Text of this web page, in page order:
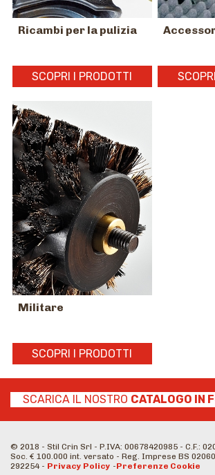
Ricambi per la pulizia
SCOPRI I PRODOTTI
Militare
SCOPRI I PRODOTTI
SCARICA IL NOSTRO CATALOGO IN
© 2018 - Stil Crin Srl - P.IVA: 00678420985 - C.F.:
Soc. € 100.000 int. versato - Reg. Imprese BS
292254 - Privacy Policy -Preferenze Cookie